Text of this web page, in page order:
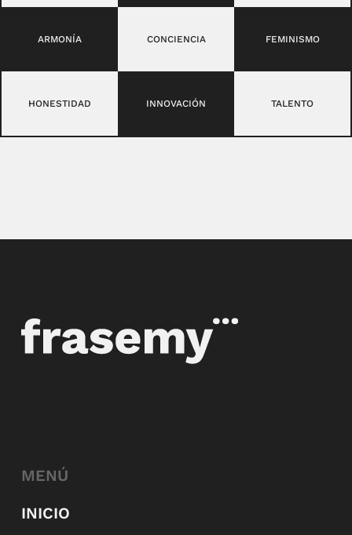
ARMONÍA CONCIENCIA FEMINISMO
HONESTIDAD INNOVACIÓN TALENTO
MENÚ
INICIO